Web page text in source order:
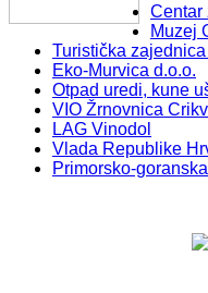
Centar
Muzej
Turistička
Eko-Murvica d.o.o.
Otpad uredi, kune
VIO Žrnovnica
LAG Vinodol
Vlada Republike
Primorsko-